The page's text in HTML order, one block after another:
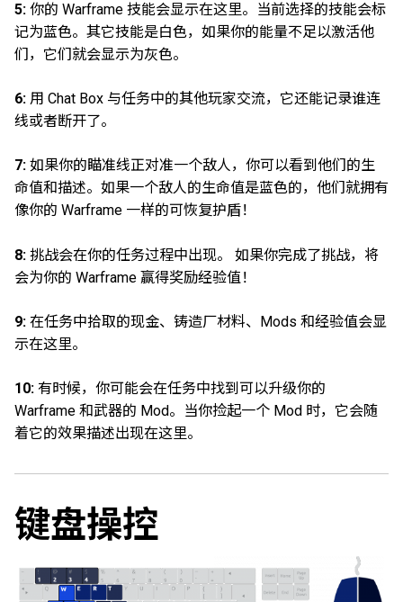
5: 你的 Warframe 技能会显示在这里。当前选择的技能会标
记为蓝色。其它技能是白色，如果你的能量不足以激活他
们，它们就会显示为灰色。
6: 用 Chat Box 与任务中的其他玩家交流，它还能记录谁连
线或者断开了。
7: 如果你的瞄准线正对准一个敌人，你可以看到他们的生
命值和描述。如果一个敌人的生命值是蓝色的，他们就拥有
像你的 Warframe 一样的可恢复护盾！
8: 挑战会在你的任务过程中出现。 如果你完成了挑战，将
会为你的 Warframe 赢得奖励经验值！
9: 在任务中拾取的现金、铸造厂材料、Mods 和经验值会显
示在这里。
10: 有时候，你可能会在任务中找到可以升级你的
Warframe 和武器的 Mod。当你捡起一个 Mod 时，它会随
着它的效果描述出现在这里。
键盘操控